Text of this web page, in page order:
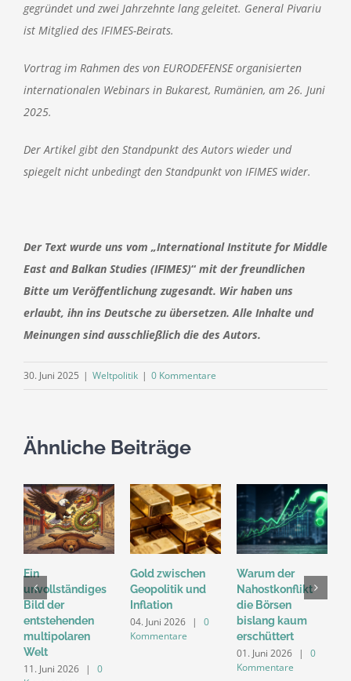
gegründet und zwei Jahrzehnte lang geleitet. General Pivariu
ist Mitglied des IFIMES-Beirats.
Vortrag im Rahmen des von EURODEFENSE organisierten
internationalen Webinars in Bukarest, Rumänien, am 26. Juni
2025.
Der Artikel gibt den Standpunkt des Autors wieder und
spiegelt nicht unbedingt den Standpunkt von IFIMES wider.
Der Text wurde uns vom „International Institute for Middle
East and Balkan Studies (IFIMES)“ mit der freundlichen
Bitte um Veröffentlichung zugesandt. Wir haben uns
erlaubt, ihn ins Deutsche zu übersetzen. Alle Inhalte und
Meinungen sind ausschließlich die des Autors.
30. Juni 2025 | Weltpolitik | 0 Kommentare
Ähnliche Beiträge
Ein
unvollständiges
Bild der
entstehenden
multipolaren
Welt
11. Juni 2026 |
0
Gold zwischen
Geopolitik und
Inflation
04. Juni 2026 |
0
Kommentare
Warum der
Nahostkonflikt
die Börsen
bislang kaum
erschüttert
01. Juni 2026 |
0
Kommentare